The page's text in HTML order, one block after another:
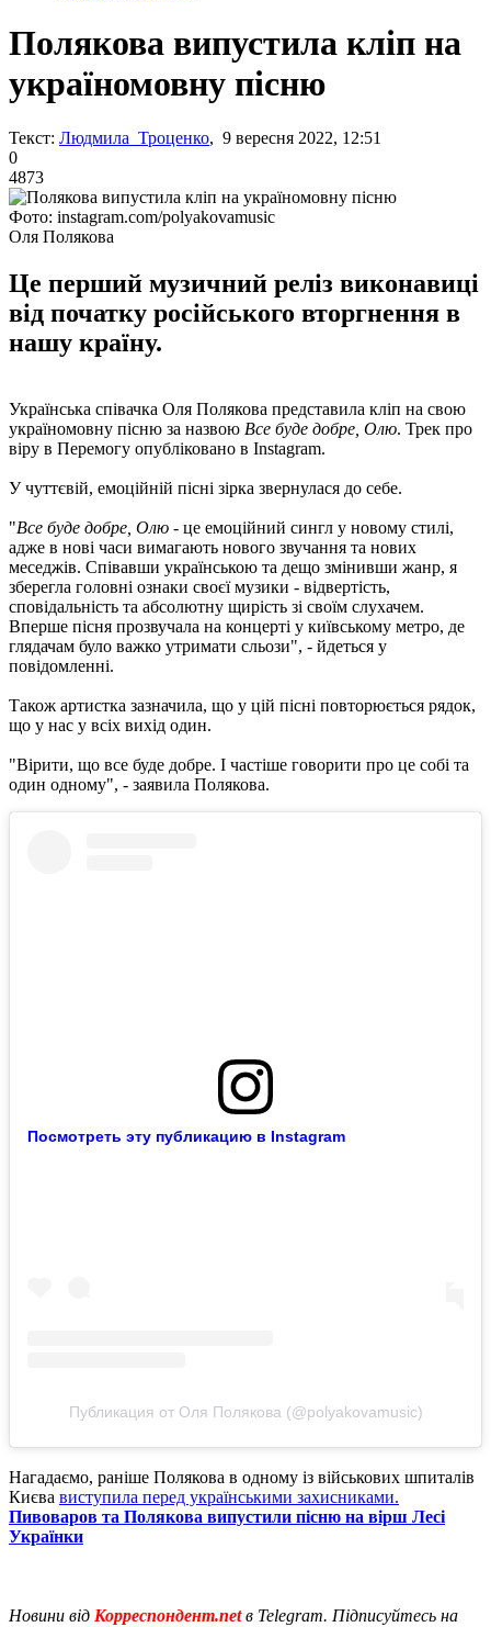
Полякова випустила кліп на
україномовну пісню
Текст: Людмила Троценко, 9 вересня 2022, 12:51
0
4873
Фото: instagram.com/polyakovamusic
Оля Полякова
Це перший музичний реліз виконавиці
від початку російського вторгнення в
нашу країну.
Українська співачка Оля Полякова представила кліп на свою
україномовну пісню за назвою Все буде добре, Олю. Трек про
віру в Перемогу опубліковано в Instagram.
У чуттєвій, емоційній пісні зірка звернулася до себе.
"Все буде добре, Олю - це емоційний сингл у новому стилі,
адже в нові часи вимагають нового звучання та нових
меседжів. Співавши українською та дещо змінивши жанр, я
зберегла головні ознаки своєї музики - відвертість,
сповідальність та абсолютну щирість зі своїм слухачем.
Вперше пісня прозвучала на концерті у київському метро, ​​де
глядачам було важко утримати сльози", - йдеться у
повідомленні.
Також артистка зазначила, що у цій пісні повторюється рядок,
що у нас у всіх вихід один.
"Вірити, що все буде добре. І частіше говорити про це собі та
один одному", - заявила Полякова.
Посмотреть эту публикацию в Instagram
Публикация от Оля Полякова (@polyakovamusic)
Нагадаємо, раніше Полякова в одному із військових шпиталів
Києва виступила перед українськими захисниками.
Пивоваров та Полякова випустили пісню на вірш Лесі
Українки
Новини від Корреспондент.netв Telegram. Підписуйтесь на